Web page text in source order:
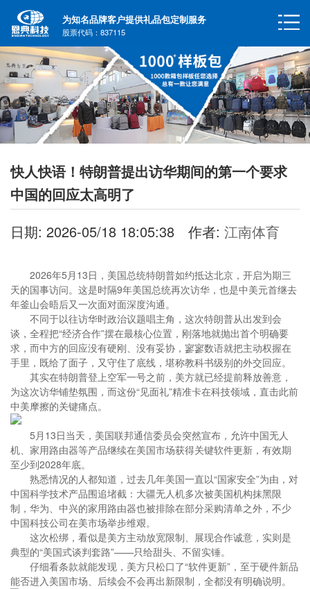
为知名品牌客户提供礼品包定制服务
股票代码：837115
快人快语！特朗普提出访华期间的第一个要求
中国的回应太高明了
日期: 2026-05/18 18:05:38
作者: 江南体育
2026年5月13日，美国总统特朗普如约抵达北京，开启为期三
天的国事访问。这是时隔9年美国总统再次访华，也是中美元首继去
年釜山会晤后又一次面对面深度沟通。
不同于以往访华时政治议题唱主角，这次特朗普从出发到会
谈，全程把“经济合作”摆在最核心位置，刚落地就抛出首个明确要
求，而中方的回应没有硬刚、没有妥协，寥寥数语就把主动权握在
手里，既给了面子，又守住了底线，堪称教科书级别的外交回应。
其实在特朗普登上空军一号之前，美方就已经提前释放善意，
为这次访华铺垫氛围，而这份“见面礼”精准卡在科技领域，直击此前
中美摩擦的关键痛点。
5月13日当天，美国联邦通信委员会突然宣布，允许中国无人
机、家用路由器等产品继续在美国市场获得关键软件更新，有效期
至少到2028年底。
熟悉情况的人都知道，过去几年美国一直以“国家安全”为由，对
中国科学技术产品围追堵截：大疆无人机多次被美国机构抹黑限
制，华为、中兴的家用路由器也被排除在部分采购清单之外，不少
中国科技公司在美市场举步维艰。
这次松绑，看似是美方主动放宽限制、展现合作诚意，实则是
典型的“美国式谈判套路”——只给甜头、不留实锤。
仔细看条款就能发现，美方只松口了“软件更新”，至于硬件新品
能否进入美国市场、后续会不会再出新限制，全都没有明确说明。